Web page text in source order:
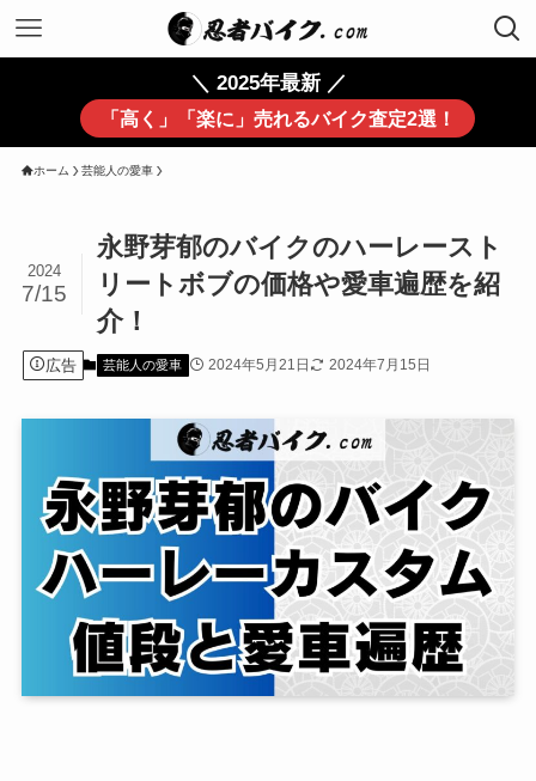
＼ 2025年最新 ／
「高く」「楽に」売れるバイク査定2選！
ホーム 芸能人の愛車
永野芽郁のバイクのハーレースト
リートボブの価格や愛車遍歴を紹
介！
2024
7/15
広告 芸能人の愛車 2024年5月21日 2024年7月15日